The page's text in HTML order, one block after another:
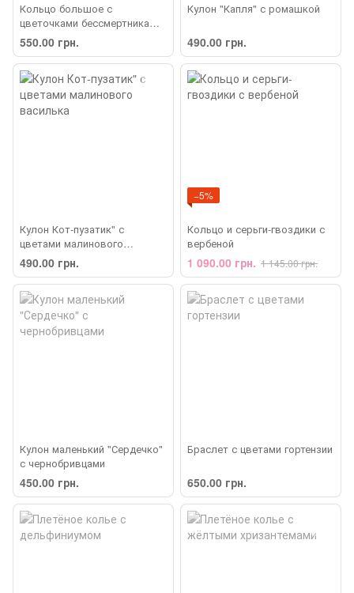
Кольцо большое с
цветочками бессмертника
(модель "перстень")
550.00 грн.
Кулон "Капля" с ромашкой
490.00 грн.
Кулон Кот-пузатик" с
цветами малинового
василька
490.00 грн.
−5%
Кольцо и серьги-гвоздики с
вербеной
1 090.00 грн. 1 145.00 грн.
Кулон маленький "Сердечко"
с чернобривцами
450.00 грн.
Браслет с цветами гортензии
650.00 грн.